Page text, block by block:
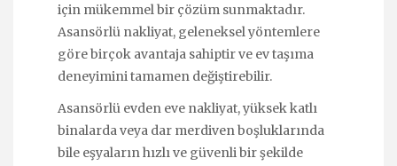
için mükemmel bir çözüm sunmaktadır.
Asansörlü nakliyat, geleneksel yöntemlere
göre birçok avantaja sahiptir ve ev taşıma
deneyimini tamamen değiştirebilir.
Asansörlü evden eve nakliyat, yüksek katlı
binalarda veya dar merdiven boşluklarında
bile eşyaların hızlı ve güvenli bir şekilde